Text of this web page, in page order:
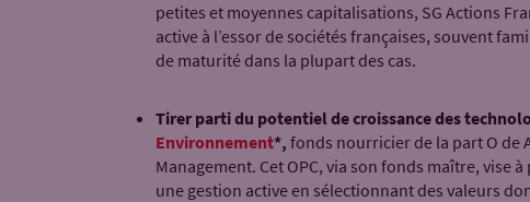
petites et moyennes capitalisations, SG Actions
active à l’essor de sociétés françaises, souvent
de maturité dans la plupart des cas.
Tirer parti du potentiel de croissance des
Environnement*, fonds nourricier de la part O de
Management. Cet OPC, via son fonds maître, vise
une gestion active en sélectionnant des valeurs